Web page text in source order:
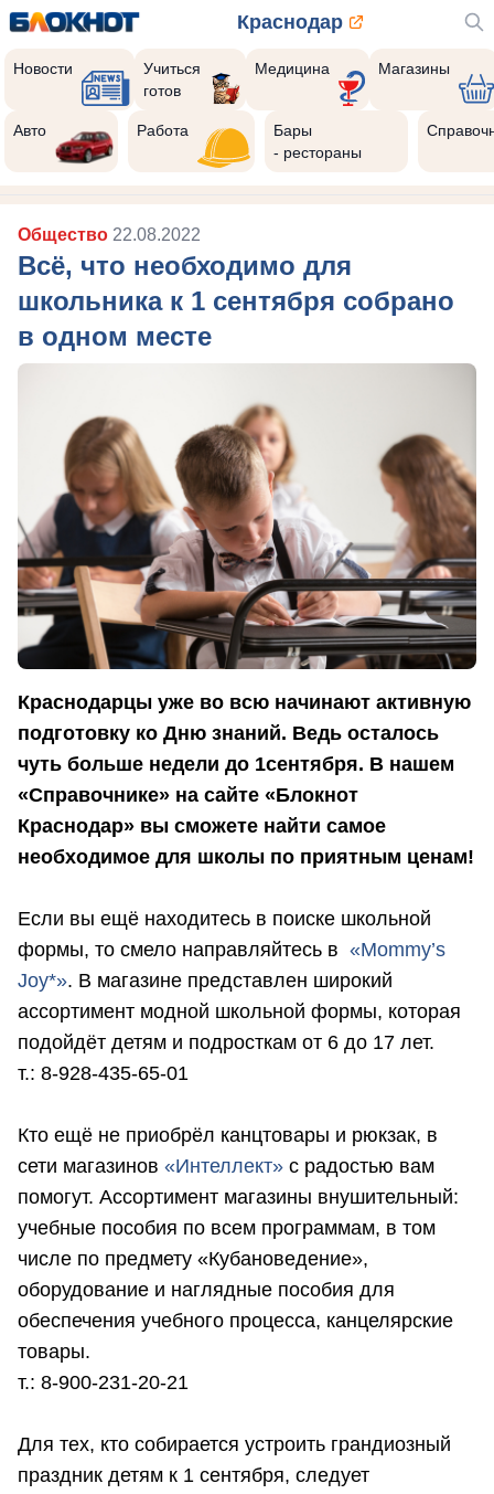
Краснодар
Новости
Учиться
готов
Медицина Магазины
Авто Работа
Бары
- рестораны
Общество 22.08.2022
Всё, что необходимо для
школьника к 1 сентября собрано
в одном месте
Краснодарцы уже во всю начинают активную
подготовку ко Дню знаний. Ведь осталось
чуть больше недели до 1сентября. В нашем
«Справочнике» на сайте «Блокнот
Краснодар» вы сможете найти самое
необходимое для школы по приятным ценам!
Если вы ещё находитесь в поиске школьной
формы, то смело направляйтесь в «Mommy’s
Joy*». В магазине представлен широкий
ассортимент модной школьной формы, которая
подойдёт детям и подросткам от 6 до 17 лет.
т.: 8-928-435-65-01
Кто ещё не приобрёл канцтовары и рюкзак, в
сети магазинов «Интеллект» с радостью вам
помогут. Ассортимент магазины внушительный:
учебные пособия по всем программам, в том
числе по предмету «Кубановедение»,
оборудование и наглядные пособия для
обеспечения учебного процесса, канцелярские
товары.
т.: 8-900-231-20-21
Для тех, кто собирается устроить грандиозный
праздник детям к 1 сентября, следует